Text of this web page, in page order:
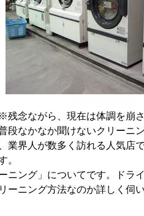
念ながら、現在は体調を崩
段なかなか聞けないクリー
業界人が数多く訪れる人気
。
ニング」についてです。ドラ
ーニング方法なのか詳しく伺い